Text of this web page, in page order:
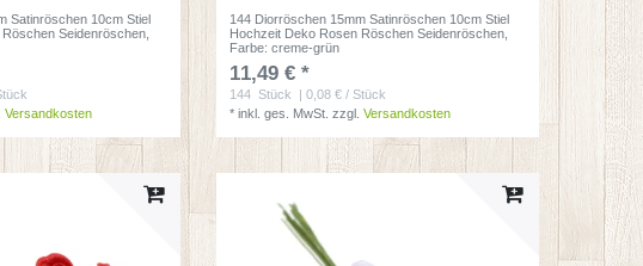
Satinröschen 10cm Stiel
Seidenröschen,
Versandkosten
144 Diorröschen 15mm Satinröschen 10cm Stiel
Hochzeit Deko Rosen Röschen Seidenröschen,
Farbe: creme-grün
11,49 € *
144 Stück
| 0,08 € / Stück
*inkl. ges. MwSt. zzgl.Versandkosten